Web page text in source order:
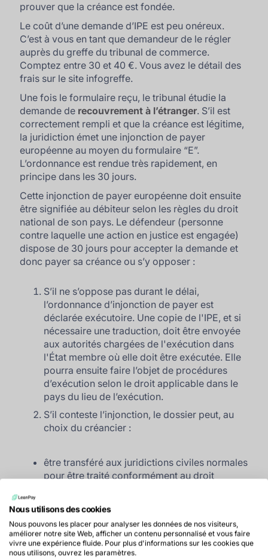
prouver que la créance est fondée.
Le coût d’une demande d’IPE est peu onéreux.
C’est à vous en tant que demandeur de le régler
auprès du greffe du tribunal de commerce.
Comptez entre 30 et 40 €. Vous avez le détail des
frais sur le site infogreffe.
Une fois le formulaire reçu, le tribunal étudie la
demande de recouvrement à l’étranger. S’il est
correctement rempli et que la créance est légitime,
la juridiction émet une injonction de payer
européenne au moyen du formulaire “E”.
L’ordonnance est rendue très rapidement, en
principe dans les 30 jours.
Cette injonction de payer européenne doit ensuite
être signifiée au débiteur selon les règles du droit
national de son pays. Le défendeur (personne
contre laquelle une action en justice est engagée)
dispose de 30 jours pour accepter la demande et
donc payer sa créance ou s’y opposer :
S’il ne s’oppose pas durant le délai,
l’ordonnance d’injonction de payer est
déclarée exécutoire. Une copie de l'IPE, et si
nécessaire une traduction, doit être envoyée
aux autorités chargées de l'exécution dans
l'État membre où elle doit être exécutée. Elle
pourra ensuite faire l’objet de procédures
d’exécution selon le droit applicable dans le
pays du lieu de l’exécution.
S’il conteste l’injonction, le dossier peut, au
choix du créancier :
être transféré aux juridictions civiles normales
pour être traité conformément au droit
être traité conformément à une procédure
européenne pour les demandes de faible
importance.
être abandonné.
Nous utilisons des cookies
Nous pouvons les placer pour analyser les données de nos visiteurs,
améliorer notre site Web, afficher un contenu personnalisé et vous faire
vivre une expérience fluide. Pour plus d'informations sur les cookies que
nous utilisons, ouvrez les paramètres.